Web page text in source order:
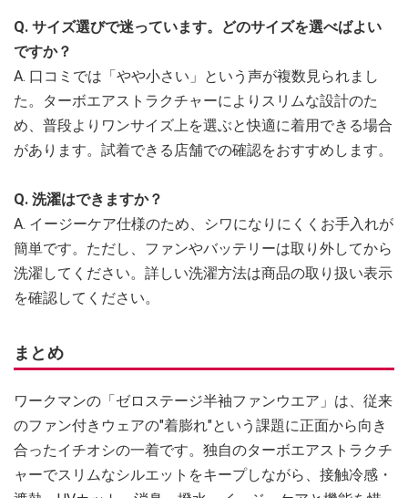
Q. サイズ選びで迷っています。どのサイズを選べばよい
ですか？
A. 口コミでは「やや小さい」という声が複数見られまし
た。ターボエアストラクチャーによりスリムな設計のた
め、普段よりワンサイズ上を選ぶと快適に着用できる場合
があります。試着できる店舗での確認をおすすめします。
Q. 洗濯はできますか？
A. イージーケア仕様のため、シワになりにくくお手入れが
簡単です。ただし、ファンやバッテリーは取り外してから
洗濯してください。詳しい洗濯方法は商品の取り扱い表示
を確認してください。
まとめ
ワークマンの「ゼロステージ半袖ファンウエア」は、従来
のファン付きウェアの"着膨れ"という課題に正面から向き
合ったイチオシの一着です。独自のターボエアストラクチ
ャーでスリムなシルエットをキープしながら、接触冷感・